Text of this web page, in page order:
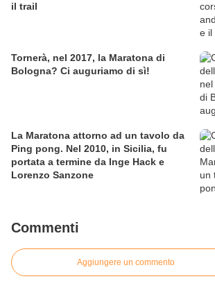
il trail
Tornerà, nel 2017, la Maratona di
Bologna? Ci auguriamo di sì!
La Maratona attorno ad un tavolo da
Ping pong. Nel 2010, in Sicilia, fu
portata a termine da Inge Hack e
Lorenzo Sanzone
Commenti
Aggiungere un commento